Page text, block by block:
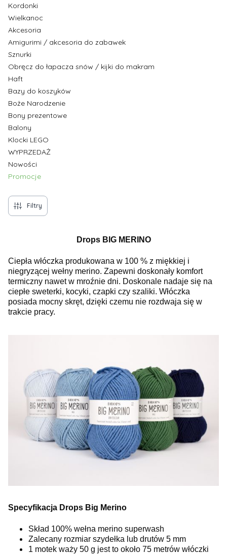
Kordonki
Wielkanoc
Akcesoria
Amigurimi / akcesoria do zabawek
Sznurki
Obręcz do łapacza snów / kijki do makram
Haft
Bazy do koszyków
Boże Narodzenie
Bony prezentowe
Balony
Klocki LEGO
WYPRZEDAŻ
Nowości
Promocje
Filtry
Drops BIG MERINO
Ciepła włóczka produkowana w 100 % z miękkiej i
niegryzącej wełny merino. Zapewni doskonały komfort
termiczny nawet w mroźnie dni. Doskonale nadaje się na
ciepłe sweterki, kocyki, czapki czy szaliki. Włóczka
posiada mocny skręt, dzięki czemu nie rozdwaja się w
trakcie pracy.
Specyfikacja Drops Big Merino
Skład 100% wełna merino superwash
Zalecany rozmiar szydełka lub drutów 5 mm
1 motek waży 50 g jest to około 75 metrów włóczki